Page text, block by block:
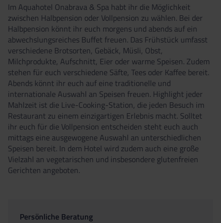
Im Aquahotel Onabrava & Spa habt ihr die Möglichkeit
zwischen Halbpension oder Vollpension zu wählen. Bei der
Halbpension könnt ihr euch morgens und abends auf ein
abwechslungsreiches Buffet freuen. Das Frühstück umfasst
verschiedene Brotsorten, Gebäck, Müsli, Obst,
Milchprodukte, Aufschnitt, Eier oder warme Speisen. Zudem
stehen für euch verschiedene Säfte, Tees oder Kaffee bereit.
Abends könnt ihr euch auf eine traditionelle und
internationale Auswahl an Speisen freuen. Highlight jeder
Mahlzeit ist die Live-Cooking-Station, die jeden Besuch im
Restaurant zu einem einzigartigen Erlebnis macht. Solltet
ihr euch für die Vollpension entscheiden steht euch auch
mittags eine ausgewogene Auswahl an unterschiedlichen
Speisen bereit. In dem Hotel wird zudem auch eine große
Vielzahl an vegetarischen und insbesondere glutenfreien
Gerichten angeboten.
Persönliche Beratung